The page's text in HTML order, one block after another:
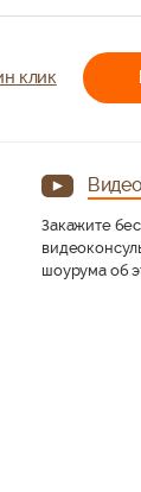
клик
Закажите
шоурума об